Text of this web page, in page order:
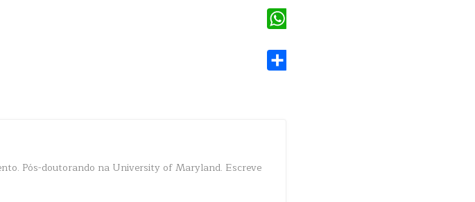
Pós-doutorando na University of Maryland. Escreve